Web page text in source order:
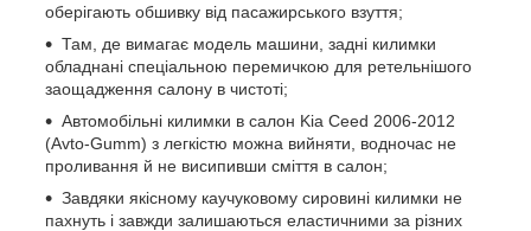
оберігають обшивку від пасажирського взуття;
Там, де вимагає модель машини, задні килимки
обладнані спеціальною перемичкою для ретельнішого
заощадження салону в чистоті;
Автомобільні килимки в салон Kia Ceed 2006-2012
(Avto-Gumm) з легкістю можна вийняти, водночас не
проливання й не висипивши сміття в салон;
Завдяки якісному каучуковому сировині килимки не
пахнуть і завжди залишаються еластичними за різних